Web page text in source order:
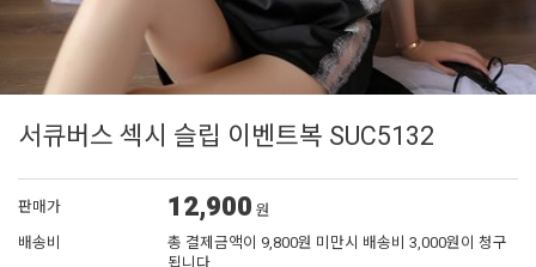
서큐버스 섹시 슬립 이벤트복 SUC5132
판매가 12,900 원
배송비
총 결제금액이 9,800원 미만시 배송비 3,000원이 청구